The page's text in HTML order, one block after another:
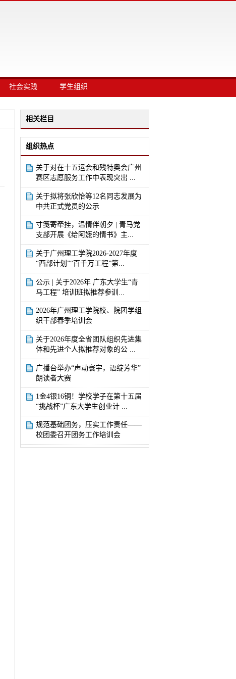
社会实践 学生组织
相关栏目
组织热点
关于对在十五运会和残特奥会广州
赛区志愿服务工作中表现突出 ...
关于拟将张欣怡等12名同志发展为
中共正式党员的公示
寸笺寄牵挂，温情伴朝夕 | 青马党
支部开展《给阿嬷的情书》主...
关于广州理工学院2026-2027年度
“西部计划”“百千万工程”第...
公示 | 关于2026年 广东大学生“青
马工程” 培训班拟推荐参训...
2026年广州理工学院校、院团学组
织干部春季培训会
关于2026年度全省团队组织先进集
体和先进个人拟推荐对象的公 ...
广播台举办“声动寰宇，语绽芳华”
朗读者大赛
1金4银16铜！学校学子在第十五届
“挑战杯”广东大学生创业计 ...
规范基础团务，压实工作责任——
校团委召开团务工作培训会